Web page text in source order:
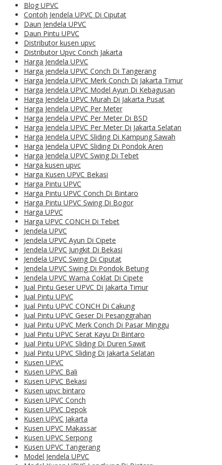
Blog UPVC
Contoh Jendela UPVC Di Ciputat
Daun Jendela UPVC
Daun Pintu UPVC
Distributor kusen upvc
Distributor Upvc Conch Jakarta
Harga Jendela UPVC
Harga jendela UPVC Conch Di Tangerang
Harga Jendela UPVC Merk Conch Di Jakarta Timur
Harga Jendela UPVC Model Ayun Di Kebagusan
Harga Jendela UPVC Murah Di Jakarta Pusat
Harga Jendela UPVC Per Meter
Harga Jendela UPVC Per Meter Di BSD
Harga Jendela UPVC Per Meter Di Jakarta Selatan
Harga Jendela UPVC Sliding Di Kampung Sawah
Harga Jendela UPVC Sliding Di Pondok Aren
Harga Jendela UPVC Swing Di Tebet
Harga kusen upvc
Harga Kusen UPVC Bekasi
Harga Pintu UPVC
Harga Pintu UPVC Conch Di Bintaro
Harga Pintu UPVC Swing Di Bogor
Harga UPVC
Harga UPVC CONCH Di Tebet
Jendela UPVC
Jendela UPVC Ayun Di Cipete
Jendela UPVC Jungkit Di Bekasi
Jendela UPVC Swing Di Ciputat
Jendela UPVC Swing Di Pondok Betung
Jendela UPVC Warna Coklat Di Cipete
Jual Pintu Geser UPVC Di Jakarta Timur
Jual Pintu UPVC
Jual Pintu UPVC CONCH Di Cakung
Jual Pintu UPVC Geser Di Pesanggrahan
Jual Pintu UPVC Merk Conch Di Pasar Minggu
Jual Pintu UPVC Serat Kayu Di Bintaro
Jual Pintu UPVC Sliding Di Duren Sawit
Jual Pintu UPVC Sliding Di Jakarta Selatan
Kusen UPVC
Kusen UPVC Bali
Kusen UPVC Bekasi
Kusen upvc bintaro
Kusen UPVC Conch
Kusen UPVC Depok
Kusen UPVC Jakarta
Kusen UPVC Makassar
Kusen UPVC Serpong
Kusen UPVC Tangerang
Model Jendela UPVC